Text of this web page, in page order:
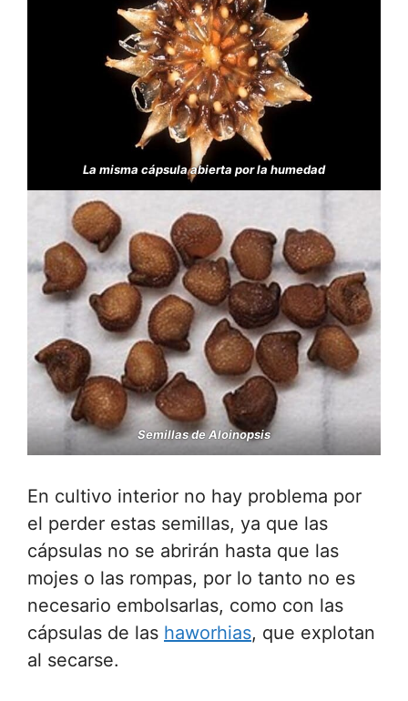
La misma cápsula abierta por la humedad
Semillas de Aloinopsis
En cultivo interior no hay problema por
el perder estas semillas, ya que las
cápsulas no se abrirán hasta que las
mojes o las rompas, por lo tanto no es
necesario embolsarlas, como con las
cápsulas de las haworhias, que explotan
al secarse.